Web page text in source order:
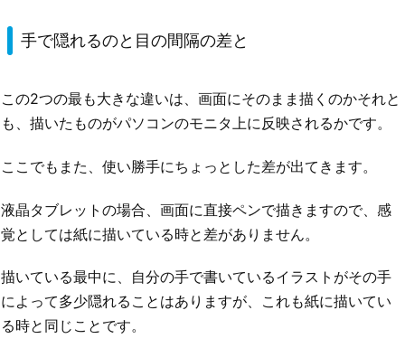
手で隠れるのと目の間隔の差と
この2つの最も大きな違いは、画面にそのまま描くのかそれと
も、描いたものがパソコンのモニタ上に反映されるかです。
ここでもまた、使い勝手にちょっとした差が出てきます。
液晶タブレットの場合、画面に直接ペンで描きますので、感
覚としては紙に描いている時と差がありません。
描いている最中に、自分の手で書いているイラストがその手
によって多少隠れることはありますが、これも紙に描いてい
る時と同じことです。